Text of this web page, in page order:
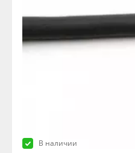
В наличии